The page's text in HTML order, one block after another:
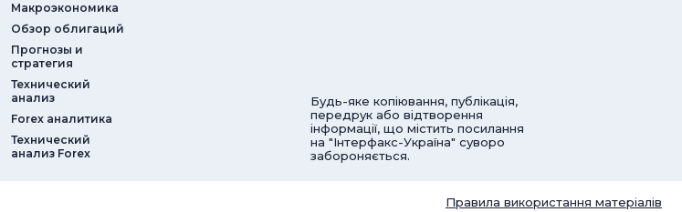
Макроэкономика
Обзор облигаций
Прогнозы и
стратегия
Технический
анализ
Forex аналитика
Технический
анализ Forex
Будь-яке копіювання, публікація,
передрук або відтворення
інформації, що містить посилання
на "Інтерфакс-Україна" суворо
забороняється.
Правила використання матеріалів